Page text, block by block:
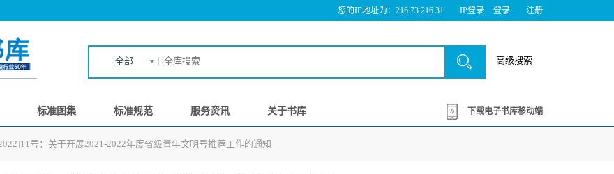
您的IP地址为：216.73.216.31 IP登录 登录 注册
全部 高级搜索
标准图集 标准规范 服务资讯 关于书库 下载电子书库移动端
号：关于开展2021-2022年度省级青年文明号推荐工作的通知